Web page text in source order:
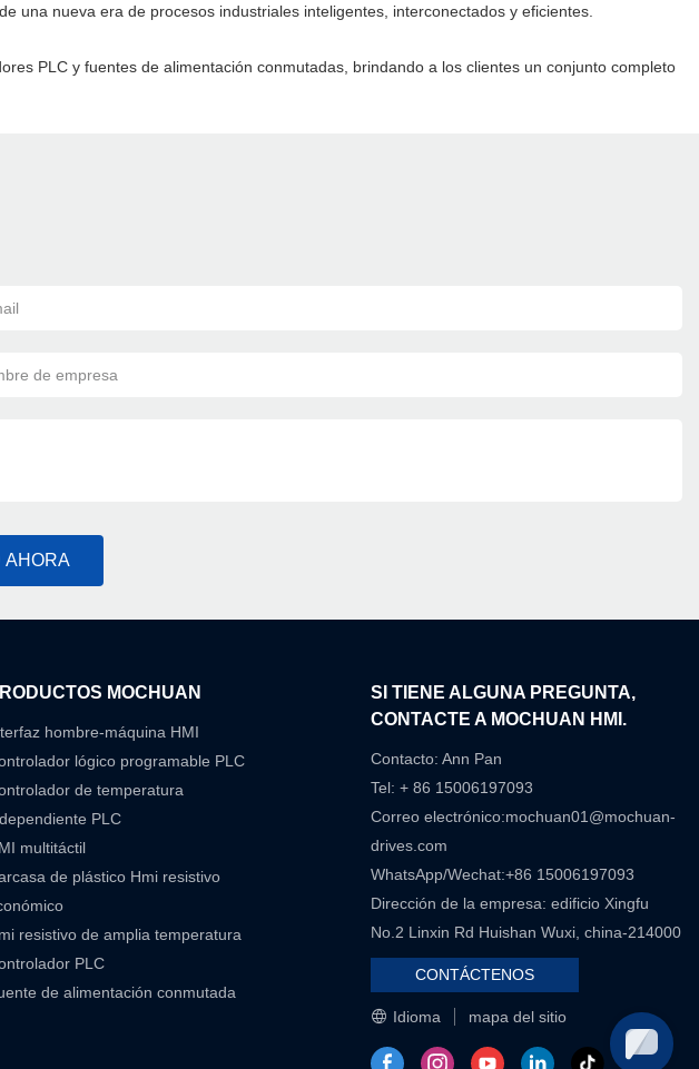
una nueva era de procesos industriales inteligentes, interconectados y eficientes.
PLC y fuentes de alimentación conmutadas, brindando a los clientes un conjunto completo
de empresa
AHORA
MOCHUAN
hombre-máquina HMI
lógico programable PLC
de temperatura
PLC
multitáctil
de plástico Hmi resistivo
resistivo de amplia temperatura
PLC
de alimentación conmutada
SI TIENE ALGUNA PREGUNTA,
CONTACTE A MOCHUAN HMI.
Contacto: Ann Pan
Tel: + 86 15006197093
Correo electrónico:mochuan01@mochuan-
drives.com
WhatsApp/Wechat:+86 15006197093
Dirección de la empresa: edificio Xingfu
No.2 Linxin Rd Huishan Wuxi, china-214000
CONTÁCTENOS
Idioma mapa del sitio